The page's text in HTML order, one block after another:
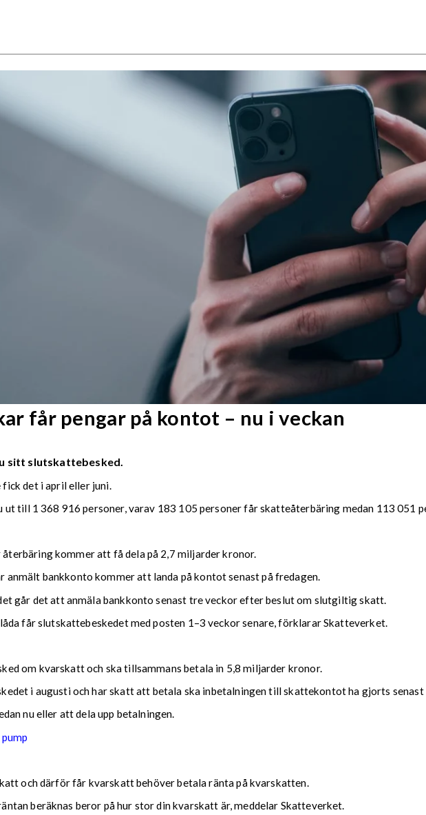
får pengar på kontot – nu i veckan
sitt slutskattebesked.
det i april eller juni.
ut till 1 368 916 personer, varav 183 105 personer får skatteåterbäring medan 113 051
kommer att få dela på 2,7 miljarder kronor.
anmält bankkonto kommer att landa på kontot senast på fredagen.
går det att anmäla bankkonto senast tre veckor efter beslut om slutgiltig skatt.
får slutskattebeskedet med posten 1–3 veckor senare, förklarar Skatteverket.
om kvarskatt och ska tillsammans betala in 5,8 miljarder kronor.
i augusti och har skatt att betala ska inbetalningen till skattekontot ha gjorts senast
nu eller att dela upp betalningen.
och därför får kvarskatt behöver betala ränta på kvarskatten.
beräknas beror på hur stor din kvarskatt är, meddelar Skatteverket.